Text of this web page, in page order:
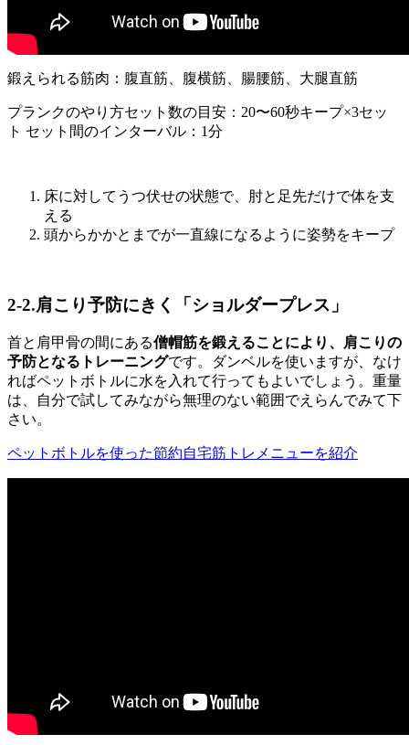
鍛えられる筋肉：腹直筋、腹横筋、腸腰筋、大腿直筋
プランクのやり方セット数の目安：20〜60秒キープ×3セッ
ト セット間のインターバル：1分
床に対してうつ伏せの状態で、肘と足先だけで体を支
える
頭からかかとまでが一直線になるように姿勢をキープ
2-2.肩こり予防にきく「ショルダープレス」
首と肩甲骨の間にある僧帽筋を鍛えることにより、肩こりの
予防となるトレーニングです。ダンベルを使いますが、なけ
ればペットボトルに水を入れて行ってもよいでしょう。重量
は、自分で試してみながら無理のない範囲でえらんでみて下
さい。
ペットボトルを使った節約自宅筋トレメニューを紹介